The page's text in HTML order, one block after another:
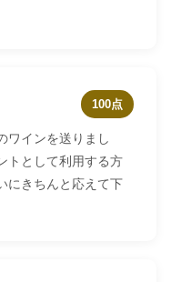
100点
ワインを送りまし
トとして利用する方
にきちんと応えて下